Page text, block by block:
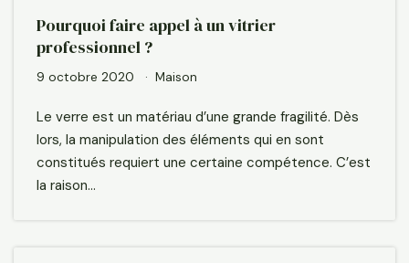
Pourquoi faire appel à un vitrier
professionnel ?
9 octobre 2020 Maison
Le verre est un matériau d’une grande fragilité. Dès
lors, la manipulation des éléments qui en sont
constitués requiert une certaine compétence. C’est
la raison…